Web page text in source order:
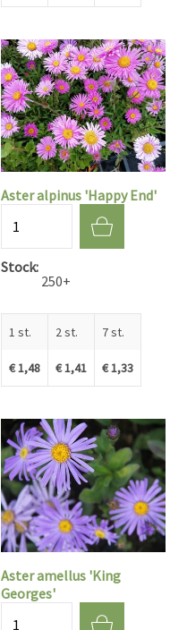
Aster alpinus 'Happy End'
Stock
250+
1 st.
€ 1,48
2 st.
€ 1,41
7 st.
€ 1,33
Aster amellus 'King
Georges'